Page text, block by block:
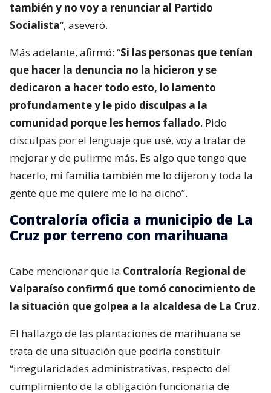
también y no voy a renunciar al Partido
Socialista“, aseveró.
Más adelante, afirmó: “Si las personas que tenían
que hacer la denuncia no la hicieron y se
dedicaron a hacer todo esto, lo lamento
profundamente y le pido disculpas a la
comunidad porque les hemos fallado. Pido
disculpas por el lenguaje que usé, voy a tratar de
mejorar y de pulirme más. Es algo que tengo que
hacerlo, mi familia también me lo dijeron y toda la
gente que me quiere me lo ha dicho”.
Contraloría oficia a municipio de La
Cruz por terreno con marihuana
Cabe mencionar que la Contraloría Regional de
Valparaíso confirmó que tomó conocimiento de
la situación que golpea a la alcaldesa de La Cruz.
El hallazgo de las plantaciones de marihuana se
trata de una situación que podría constituir
“irregularidades administrativas, respecto del
cumplimiento de la obligación funcionaria de